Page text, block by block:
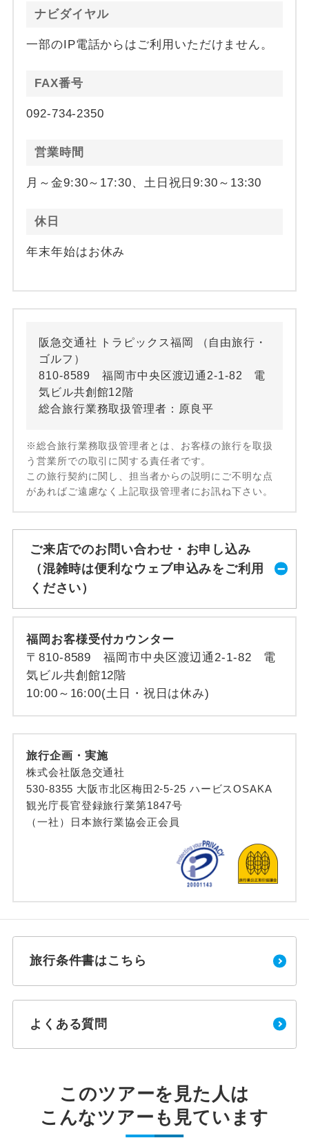
ナビダイヤル
一部のIP電話からはご利用いただけません。
FAX番号
092-734-2350
営業時間
月～金9:30～17:30、土日祝日9:30～13:30
休日
年末年始はお休み
阪急交通社 トラピックス福岡 （自由旅行・
ゴルフ）
810-8589 福岡市中央区渡辺通2-1-82 電
気ビル共創館12階
総合旅行業務取扱管理者：原良平
※総合旅行業務取扱管理者とは、お客様の旅行を取扱
う営業所での取引に関する責任者です。
この旅行契約に関し、担当者からの説明にご不明な点
があればご遠慮なく上記取扱管理者にお訊ね下さい。
ご来店でのお問い合わせ・お申し込み
（混雑時は便利なウェブ申込みをご利用
ください）
福岡お客様受付カウンター
〒810-8589 福岡市中央区渡辺通2-1-82 電
気ビル共創館12階
10:00～16:00(土日・祝日は休み)
旅行企画・実施
株式会社阪急交通社
530-8355 大阪市北区梅田2-5-25 ハービスOSAKA
観光庁長官登録旅行業第1847号
（一社）日本旅行業協会正会員
旅行条件書はこちら
よくある質問
このツアーを見た人は
こんなツアーも見ています